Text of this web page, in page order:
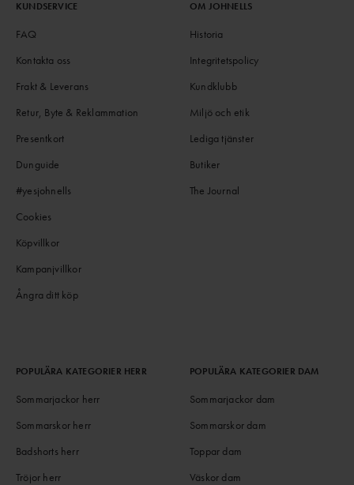
KUNDSERVICE
FAQ
Kontakta oss
Frakt & Leverans
Retur, Byte & Reklammation
Presentkort
Dunguide
#yesjohnells
Cookies
Köpvillkor
Kampanjvillkor
Ångra ditt köp
OM JOHNELLS
Historia
Integritetspolicy
Kundklubb
Miljö och etik
Lediga tjänster
Butiker
The Journal
POPULÄRA KATEGORIER HERR
Sommarjackor herr
Sommarskor herr
Badshorts herr
Tröjor herr
POPULÄRA KATEGORIER DAM
Sommarjackor dam
Sommarskor dam
Toppar dam
Väskor dam